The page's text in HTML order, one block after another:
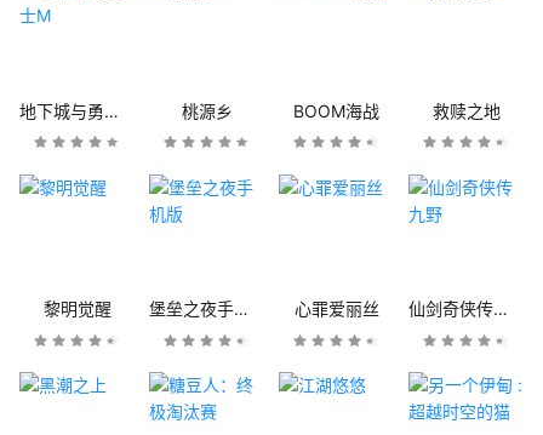
地下城与勇士M 桃源乡 BOOM海战 救赎之地
黎明觉醒 堡垒之夜手机版 心罪爱丽丝 仙剑奇侠传九野